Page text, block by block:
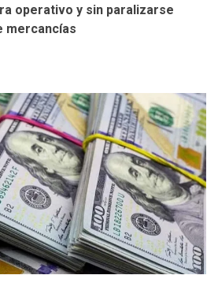
operativo y sin paralizarse
mercancías